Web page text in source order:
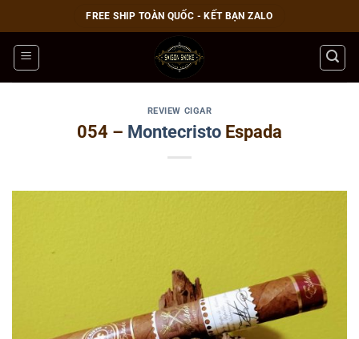
qua
nội
dung
FREE SHIP TOÀN QUỐC - KẾT BẠN ZALO
REVIEW CIGAR
054 – Montecristo Espada